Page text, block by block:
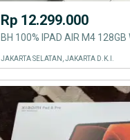
Rp 12.299.000
JAKARTA SELATAN, JAKARTA D.K.I.